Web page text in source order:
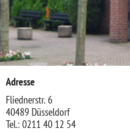
Adresse
Fliednerstr. 6
40489 Düsseldorf
Tel.: 0211 40 12 54